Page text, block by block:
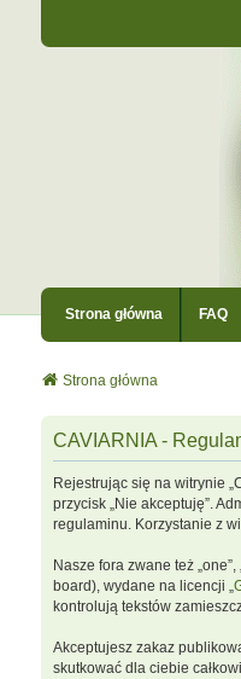
Strona główna FAQ
Strona główna
CAVIARNIA -
Rejestrując się na witrynie
przycisk „Nie akceptuję”.
regulaminu. Korzystanie z
Nasze fora zwane też
board), wydane na licencji „
kontrolują tekstów
Akceptujesz zakaz
skutkować dla ciebie